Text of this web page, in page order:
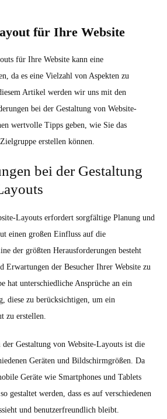
für Ihre Website
für Ihre Website kann eine
da es eine Vielzahl von Aspekten zu
Artikel werden wir uns mit den
bei der Gestaltung von Website-
wertvolle Tipps geben, wie Sie das
erstellen können.
bei der Gestaltung
Layouts erfordert sorgfältige Planung und
einen großen Einfluss auf die
der größten Herausforderungen besteht
Erwartungen der Besucher Ihrer Website zu
hat unterschiedliche Ansprüche an ein
diese zu berücksichtigen, um ein
zu erstellen.
Gestaltung von Website-Layouts ist die
Geräten und Bildschirmgrößen. Da
Geräte wie Smartphones und Tablets
gestaltet werden, dass es auf verschiedenen
und benutzerfreundlich bleibt.